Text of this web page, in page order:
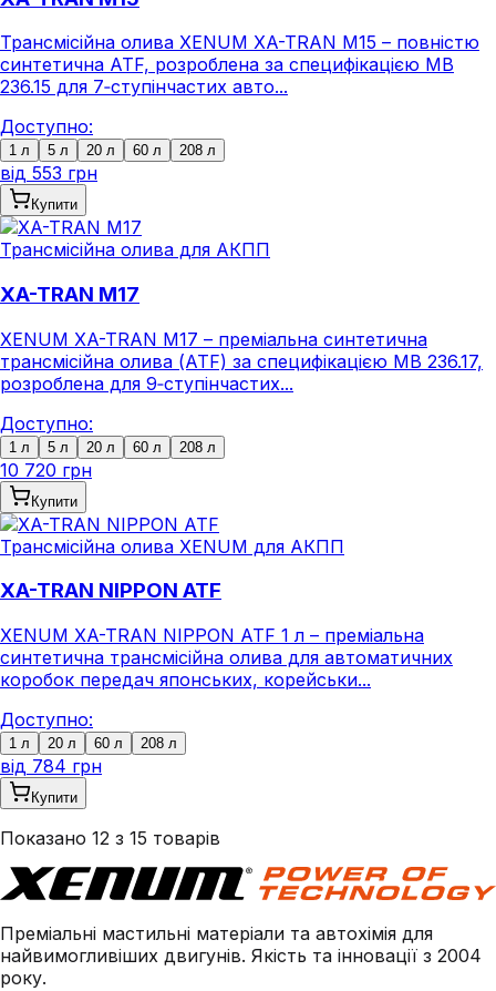
Трансмісійна олива XENUM XA-TRAN M15 – повністю
синтетична ATF, розроблена за специфікацією MB
236.15 для 7‑ступінчастих авто...
Доступно:
1 л 5 л 20 л 60 л 208 л
від 553 грн
Купити
Трансмісійна олива для АКПП
XA-TRAN M17
XENUM XA-TRAN M17 – преміальна синтетична
трансмісійна олива (ATF) за специфікацією MB 236.17,
розроблена для 9‑ступінчастих...
Доступно:
1 л 5 л 20 л 60 л 208 л
10 720 грн
Купити
Трансмісійна олива XENUM для АКПП
XA-TRAN NIPPON ATF
XENUM XA-TRAN NIPPON ATF 1 л – преміальна
синтетична трансмісійна олива для автоматичних
коробок передач японських, корейськи...
Доступно:
1 л 20 л 60 л 208 л
від 784 грн
Купити
Показано 12 з 15 товарів
Преміальні мастильні матеріали та автохімія для
найвимогливіших двигунів. Якість та інновації з 2004
року.